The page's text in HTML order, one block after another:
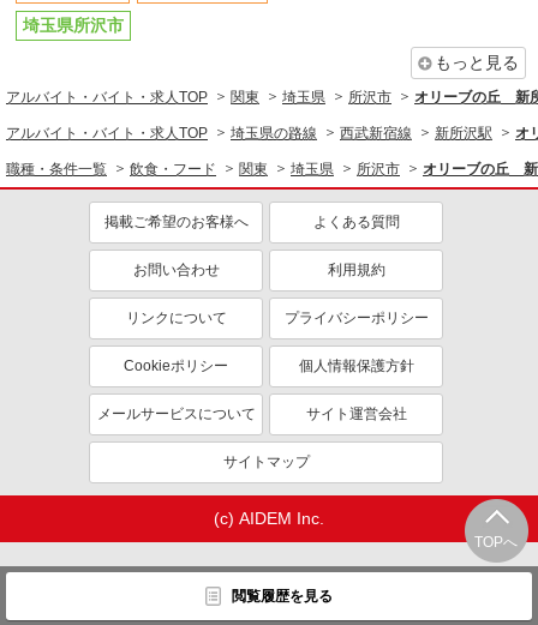
TOPへ
閲覧履歴を見る
埼玉県所沢市
もっと見る
アルバイト・バイト・求人TOP 関東 埼玉県 所沢市 オリーブの丘 新
アルバイト・バイト・求人TOP 埼玉県の路線 西武新宿線 新所沢駅 オ
職種・条件一覧 飲食・フード 関東 埼玉県 所沢市 オリーブの丘 新
掲載ご希望のお客様へ よくある質問
お問い合わせ 利用規約
リンクについて プライバシーポリシー
Cookieポリシー 個人情報保護方針
メールサービスについて サイト運営会社
サイトマップ
(c) AIDEM Inc.